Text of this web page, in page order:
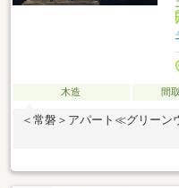
木造 間
＜常磐＞アパート≪グリーン